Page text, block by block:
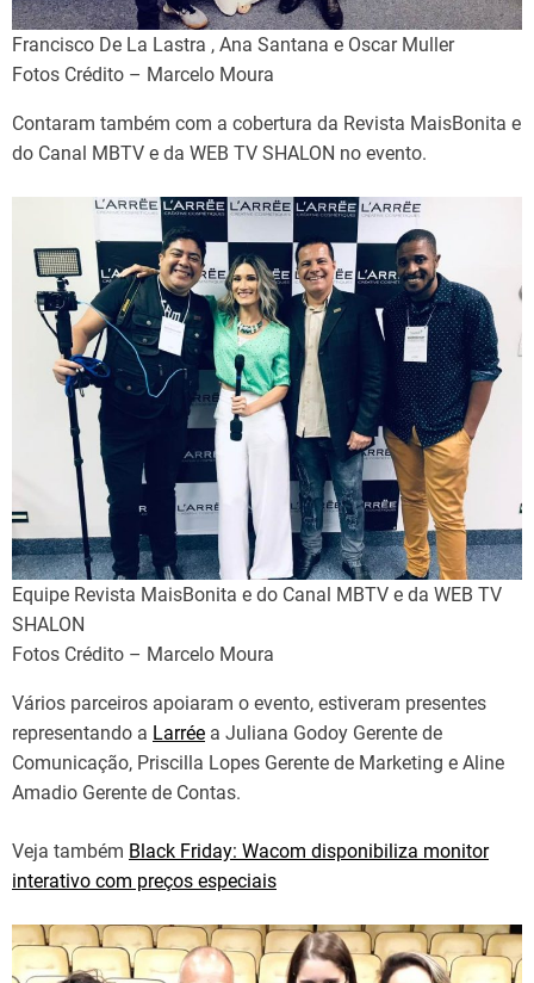
Francisco De La Lastra , Ana Santana e Oscar Muller
Fotos Crédito – Marcelo Moura
Contaram também com a cobertura da Revista MaisBonita e
do Canal MBTV e da WEB TV SHALON no evento.
Equipe Revista MaisBonita e do Canal MBTV e da WEB TV
SHALON
Fotos Crédito – Marcelo Moura
Vários parceiros apoiaram o evento, estiveram presentes
representando a Larrée a Juliana Godoy Gerente de
Comunicação, Priscilla Lopes Gerente de Marketing e Aline
Amadio Gerente de Contas.
Veja também Black Friday: Wacom disponibiliza monitor
interativo com preços especiais